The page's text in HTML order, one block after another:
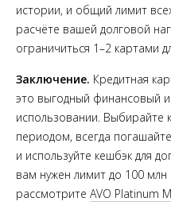
истории, и общий лимит
расчёте вашей долговой
ограничиться 1–2 картами
Заключение. Кредитная
это выгодный финансовый
использовании. Выбирайте
периодом, всегда
и используйте кешбэк для
вам нужен лимит до 100 млн
рассмотрите AVO Platinum